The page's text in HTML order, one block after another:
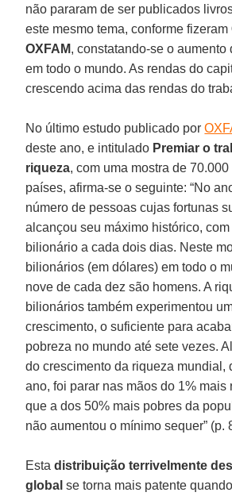
não pararam de ser publicados
este mesmo tema, conforme fizeram
OXFAM, constatando-se o
em todo o mundo. As rendas do
crescendo acima das rendas do
No último estudo publicado por
deste ano, e intitulado Premiar o
riqueza, com uma mostra de
países, afirma-se o seguinte: “No
número de pessoas cujas fortunas
alcançou seu máximo histórico,
bilionário a cada dois dias. Neste
bilionários (em dólares) em todo o
nove de cada dez são homens. A
bilionários também experimentou
crescimento, o suficiente para
pobreza no mundo até sete vezes.
do crescimento da riqueza mundial,
ano, foi parar nas mãos do 1% mais
que a dos 50% mais pobres da
não aumentou o mínimo sequer” (p.
Estadistribuição terrivelmente
global se torna mais patente